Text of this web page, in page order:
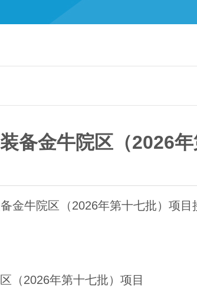
备金牛院区（2026
金牛院区（2026年第十七批）项
（2026年第十七批）项目